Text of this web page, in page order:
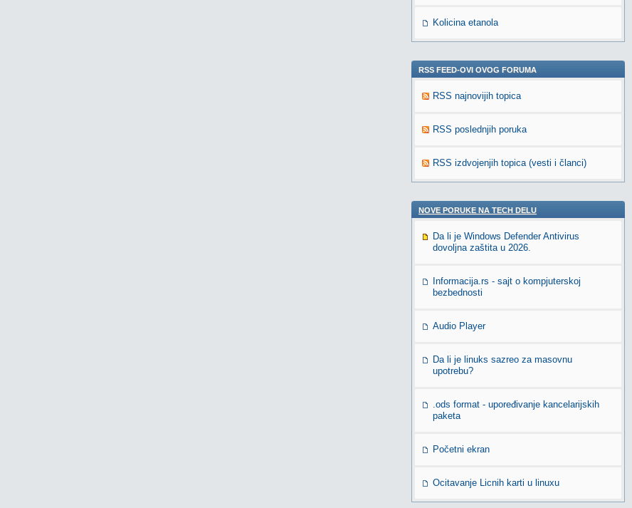
Kolicina etanola
RSS FEED-OVI OVOG FORUMA
RSS najnovijih topica
RSS poslednjih poruka
RSS izdvojenjih topica (vesti i članci)
NOVE PORUKE NA TECH DELU
Da li je Windows Defender Antivirus
dovoljna zaštita u 2026.
Informacija.rs - sajt o kompjuterskoj
bezbednosti
Audio Player
Da li je linuks sazreo za masovnu
upotrebu?
.ods format - upoređivanje kancelarijskih
paketa
Početni ekran
Ocitavanje Licnih karti u linuxu